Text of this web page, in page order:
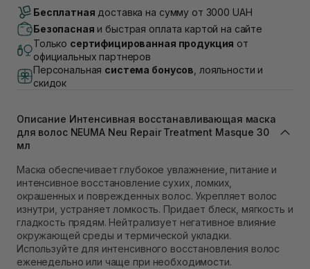
В наличии
Самовывоз г. Луцк, Винниченка 4
Самовывоз г. Львов, ул. Академика Подстригача,
1В (Duck's Lake)
Самовывоз г. Львов ул. Степана Бандеры 43
В наличии
Самовывоз г. Ровно, ул. Кулика и Гудачека 23 (ТЦ
Бесплатная доставка на сумму от 3000 UAH
Безопасная и быстрая оплата картой на сайте
Только сертифицированная продукция от
официальных партнеров
Персональная система бонусов , лояльности и
скидок
Описание Интенсивная восстанавливающая маска
для волос NEUMA Neu Repair Treatment Masque 30
мл
Маска обеспечивает глубокое увлажнение, питание и
интенсивное восстановление сухих, ломких,
окрашенных и поврежденных волос. Укрепляет волос
изнутри, устраняет ломкость. Придает блеск, мягкость и
гладкость прядям. Нейтрализует негативное влияние
окружающей среды и термической укладки.
Используйте для интенсивного восстановления волос
еженедельно или чаще при необходимости.